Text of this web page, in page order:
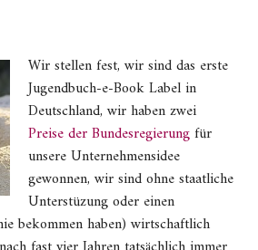
Wir stellen fest, wir sind das erste
Jugendbuch-e-Book Label in
Deutschland, wir haben zwei
Preise der Bundesregierungfür
unsere Unternehmensidee
gewonnen, wir sind ohne staatliche
Unterstüzung oder einen
bekommen haben) wirtschaftlich